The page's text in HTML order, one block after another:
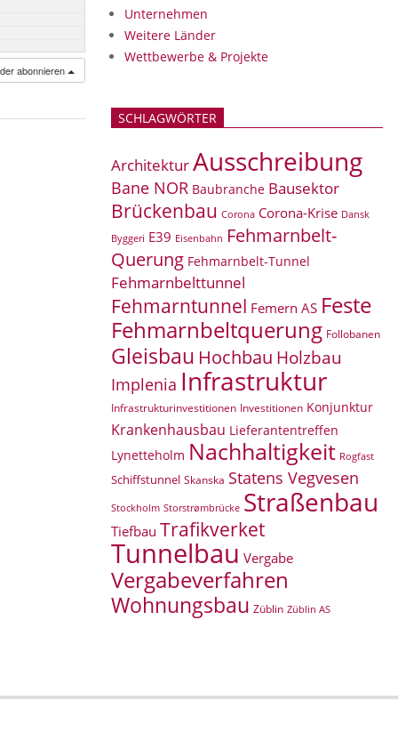
abonnieren
Unternehmen
Weitere Länder
Wettbewerbe & Projekte
SCHLAGWÖRTER
ArchitekturAusschreibung
Bane NOR Baubranche Bausektor
Brückenbau Corona Corona-Krise Dansk
Byggeri E39 Eisenbahn Fehmarnbelt-
Querung Fehmarnbelt-Tunnel
Fehmarnbelttunnel
Fehmarntunnel Femern AS Feste
Fehmarnbeltquerung Follobanen
Gleisbau Hochbau Holzbau
Implenia Infrastruktur
Infrastrukturinvestitionen Investitionen Konjunktur
Krankenhausbau Lieferantentreffen
Lynetteholm Nachhaltigkeit Rogfast
Schiffstunnel Skanska Statens Vegvesen
Stockholm Storstrømbrücke Straßenbau
Tiefbau Trafikverket
Tunnelbau Vergabe
Vergabeverfahren
Wohnungsbau Züblin Züblin AS